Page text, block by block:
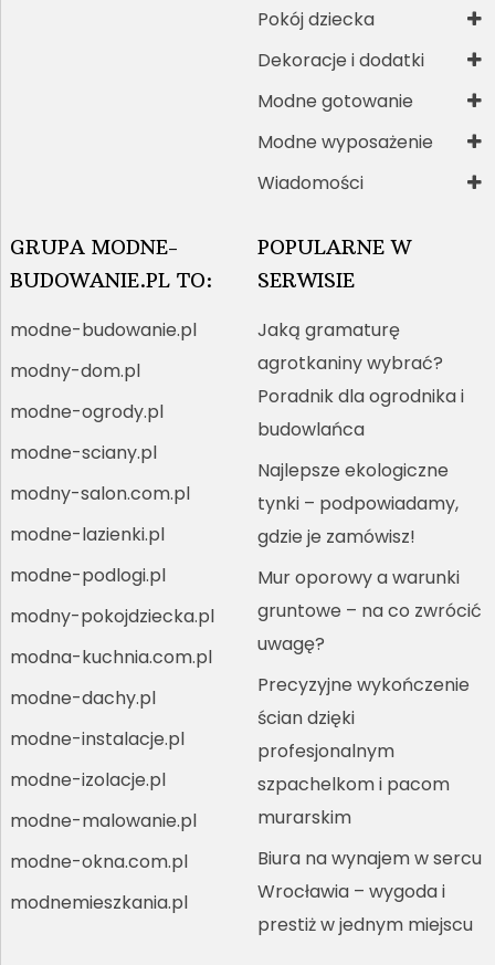
Pokój dziecka
Dekoracje i dodatki
Modne gotowanie
Modne wyposażenie
Wiadomości
GRUPA MODNE-
BUDOWANIE.PL TO:
modne-budowanie.pl
modny-dom.pl
modne-ogrody.pl
modne-sciany.pl
modny-salon.com.pl
modne-lazienki.pl
modne-podlogi.pl
modny-pokojdziecka.pl
modna-kuchnia.com.pl
modne-dachy.pl
modne-instalacje.pl
modne-izolacje.pl
modne-malowanie.pl
modne-okna.com.pl
modnemieszkania.pl
POPULARNE W
SERWISIE
Jaką gramaturę
agrotkaniny wybrać?
Poradnik dla ogrodnika i
budowlańca
Najlepsze ekologiczne
tynki – podpowiadamy,
gdzie je zamówisz!
Mur oporowy a warunki
gruntowe – na co zwrócić
uwagę?
Precyzyjne wykończenie
ścian dzięki
profesjonalnym
szpachelkom i pacom
murarskim
Biura na wynajem w sercu
Wrocławia – wygoda i
prestiż w jednym miejscu